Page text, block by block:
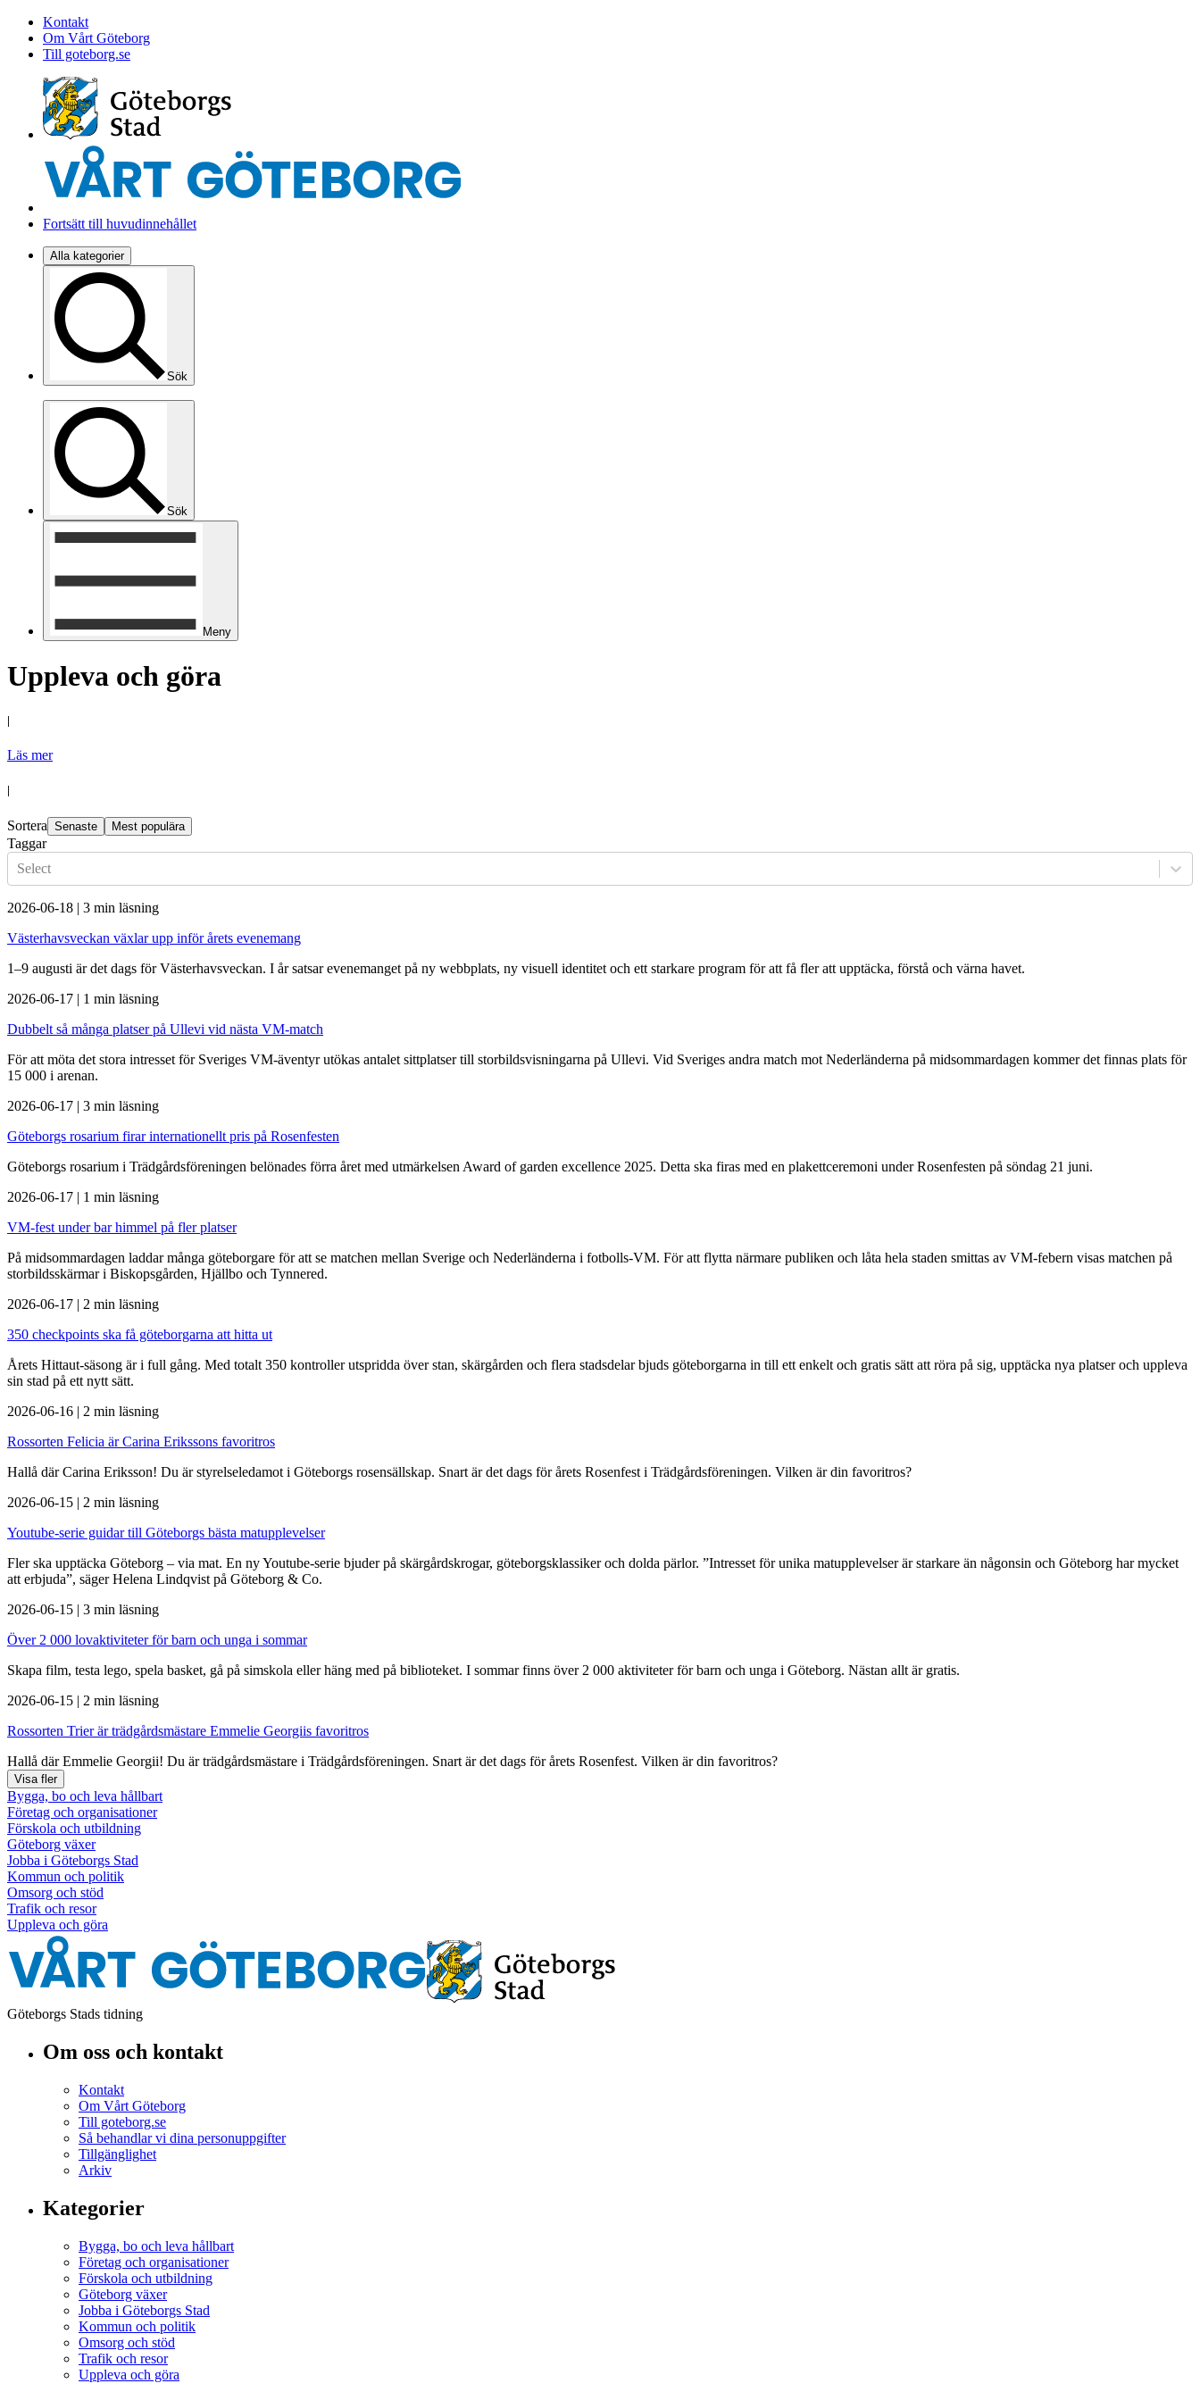
Kontakt
Om Vårt Göteborg
Till goteborg.se
Fortsätt till huvudinnehållet
Alla kategorier
Sök
Sök
Meny
Uppleva och göra
|
Läs mer
|
Sortera Senaste Mest populära
Taggar
Select
2026-06-18 | 3 min läsning
Västerhavsveckan växlar upp inför årets evenemang
1–9 augusti är det dags för Västerhavsveckan. I år satsar evenemanget på ny webbplats, ny visuell identitet och ett starkare program för att få fler att upptäcka, förstå och värna havet.
2026-06-17 | 1 min läsning
Dubbelt så många platser på Ullevi vid nästa VM-match
För att möta det stora intresset för Sveriges VM-äventyr utökas antalet sittplatser till storbildsvisningarna på Ullevi. Vid Sveriges andra match mot Nederländerna på midsommardagen kommer det finnas plats för
15 000 i arenan.
2026-06-17 | 3 min läsning
Göteborgs rosarium firar internationellt pris på Rosenfesten
Göteborgs rosarium i Trädgårdsföreningen belönades förra året med utmärkelsen Award of garden excellence 2025. Detta ska firas med en plakettceremoni under Rosenfesten på söndag 21 juni.
2026-06-17 | 1 min läsning
VM-fest under bar himmel på fler platser
På midsommardagen laddar många göteborgare för att se matchen mellan Sverige och Nederländerna i fotbolls-VM. För att flytta närmare publiken och låta hela staden smittas av VM-febern visas matchen på
storbildsskärmar i Biskopsgården, Hjällbo och Tynnered.
2026-06-17 | 2 min läsning
350 checkpoints ska få göteborgarna att hitta ut
Årets Hittaut-säsong är i full gång. Med totalt 350 kontroller utspridda över stan, skärgården och flera stadsdelar bjuds göteborgarna in till ett enkelt och gratis sätt att röra på sig, upptäcka nya platser och uppleva
sin stad på ett nytt sätt.
2026-06-16 | 2 min läsning
Rossorten Felicia är Carina Erikssons favoritros
Hallå där Carina Eriksson! Du är styrelseledamot i Göteborgs rosensällskap. Snart är det dags för årets Rosenfest i Trädgårdsföreningen. Vilken är din favoritros?
2026-06-15 | 2 min läsning
Youtube-serie guidar till Göteborgs bästa matupplevelser
Fler ska upptäcka Göteborg – via mat. En ny Youtube-serie bjuder på skärgårdskrogar, göteborgsklassiker och dolda pärlor. ”Intresset för unika matupplevelser är starkare än någonsin och Göteborg har mycket
att erbjuda”, säger Helena Lindqvist på Göteborg & Co.
2026-06-15 | 3 min läsning
Över 2 000 lovaktiviteter för barn och unga i sommar
Skapa film, testa lego, spela basket, gå på simskola eller häng med på biblioteket. I sommar finns över 2 000 aktiviteter för barn och unga i Göteborg. Nästan allt är gratis.
2026-06-15 | 2 min läsning
Rossorten Trier är trädgårdsmästare Emmelie Georgiis favoritros
Hallå där Emmelie Georgii! Du är trädgårdsmästare i Trädgårdsföreningen. Snart är det dags för årets Rosenfest. Vilken är din favoritros?
Visa fler
Bygga, bo och leva hållbart
Företag och organisationer
Förskola och utbildning
Göteborg växer
Jobba i Göteborgs Stad
Kommun och politik
Omsorg och stöd
Trafik och resor
Uppleva och göra
Göteborgs Stads tidning
Om oss och kontakt
Kontakt
Om Vårt Göteborg
Till goteborg.se
Så behandlar vi dina personuppgifter
Tillgänglighet
Arkiv
Kategorier
Bygga, bo och leva hållbart
Företag och organisationer
Förskola och utbildning
Göteborg växer
Jobba i Göteborgs Stad
Kommun och politik
Omsorg och stöd
Trafik och resor
Uppleva och göra